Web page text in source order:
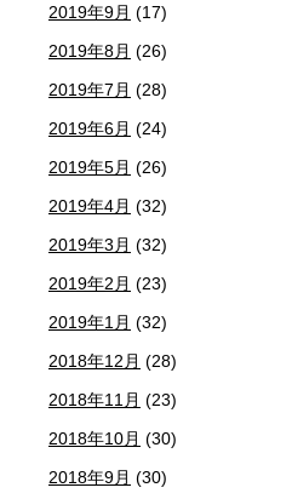
2019年9月 (17)
2019年8月 (26)
2019年7月 (28)
2019年6月 (24)
2019年5月 (26)
2019年4月 (32)
2019年3月 (32)
2019年2月 (23)
2019年1月 (32)
2018年12月 (28)
2018年11月 (23)
2018年10月 (30)
2018年9月 (30)